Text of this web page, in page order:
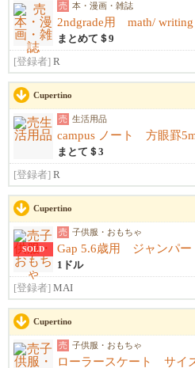
売 本・漫画・雑誌
2ndgrade用 math/ writing
まとめて＄9
[登録者] R
Cupertino
売 生活用品
campus ノート 方眼罫
まとて＄3
[登録者] R
Cupertino
SOLD
売 子供服・おもちゃ
Gap 5.6歳用 ジャンパー
1ドル
[登録者] MAI
Cupertino
売 子供服・おもちゃ
ローラースケート サイ